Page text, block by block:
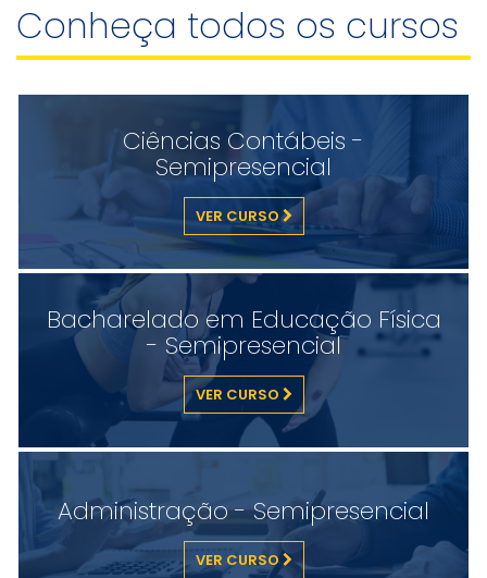
Conheça todos os cursos
Ciências Contábeis -
Semipresencial
VER CURSO
Bacharelado em Educação Física
- Semipresencial
VER CURSO
Administração - Semipresencial
VER CURSO